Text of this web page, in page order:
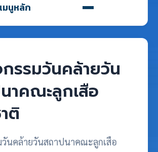
เมนูหลัก
รรมวันคล้ายวัน
าคณะลูกเสือ
ติ
นคล้ายวันสถาปนาคณะลูกเสือ